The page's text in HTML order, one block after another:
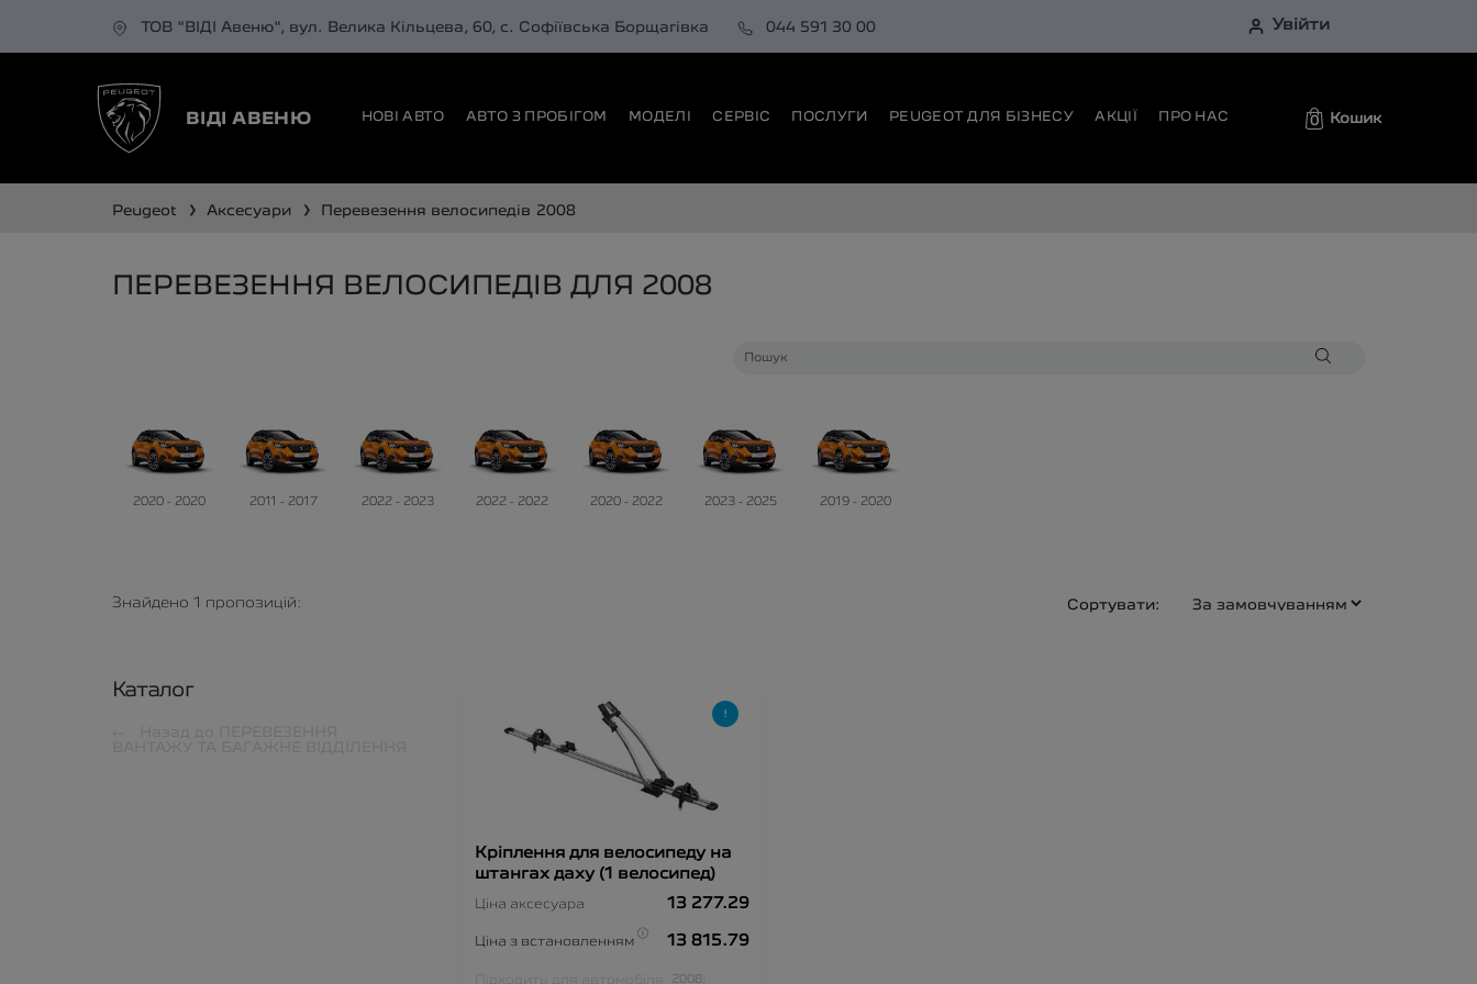
ТОВ "ВІДІ Авеню", вул. Велика Кільцева, 60, с. Софіївська Борщагівка 044 591 30 00 Увійти
ВІДІ АВЕНЮ НОВІ АВТО АВТО З ПРОБІГОМ МОДЕЛІ СЕРВІС ПОСЛУГИ PEUGEOT ДЛЯ БІЗНЕСУ АКЦІЇ ПРО НАС 0 Кошик
peugeot ❯ аксесуари ❯ перевезення велосипедів 2008
ПЕРЕВЕЗЕННЯ ВЕЛОСИПЕДІВ ДЛЯ 2008
2020 - 2020 2011 - 2017 2022 - 2023 2022 - 2022 2020 - 2022 2023 - 2025 2019 - 2020
Знайдено 1 пропозицій: Сортувати:
Каталог
Кріплення для велосипеду на
штангах даху (1 велосипед)
Ціна аксесуара 13 277.29
Ціна з встановленням 13 815.79
Підходить для автомобіля : 2008;